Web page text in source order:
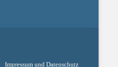
Impressum und Datenschutz